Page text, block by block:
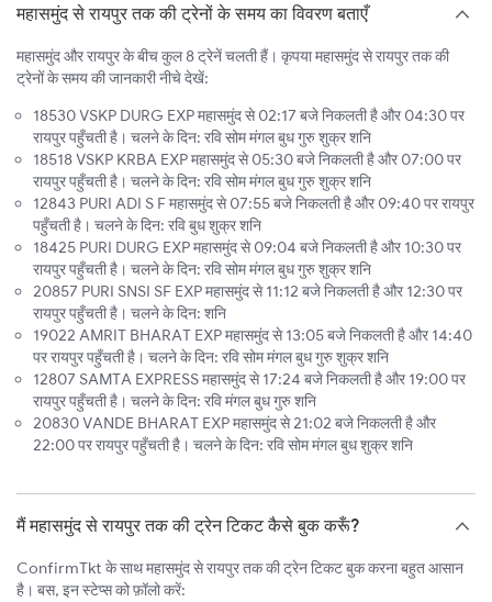
महासमुंद से रायपुर तक की ट्रेनों के समय का विवरण बताएँ
महासमुंद और रायपुर के बीच कुल 8 ट्रेनें चलती हैं। कृपया महासमुंद से रायपुर तक की
ट्रेनों के समय की जानकारी नीचे देखें:
18530 VSKP DURG EXP महासमुंद से 02:17 बजे निकलती है और 04:30 पर
रायपुर पहुँचती है। चलने के दिन: रवि सोम मंगल बुध गुरु शुक्र शनि
18518 VSKP KRBA EXP महासमुंद से 05:30 बजे निकलती है और 07:00 पर
रायपुर पहुँचती है। चलने के दिन: रवि सोम मंगल बुध गुरु शुक्र शनि
12843 PURI ADI S F महासमुंद से 07:55 बजे निकलती है और 09:40 पर रायपुर
पहुँचती है। चलने के दिन: रवि बुध शुक्र शनि
18425 PURI DURG EXP महासमुंद से 09:04 बजे निकलती है और 10:30 पर
रायपुर पहुँचती है। चलने के दिन: रवि सोम मंगल बुध गुरु शुक्र शनि
20857 PURI SNSI SF EXP महासमुंद से 11:12 बजे निकलती है और 12:30 पर
रायपुर पहुँचती है। चलने के दिन: शनि
19022 AMRIT BHARAT EXP महासमुंद से 13:05 बजे निकलती है और 14:40
पर रायपुर पहुँचती है। चलने के दिन: रवि सोम मंगल बुध गुरु शुक्र शनि
12807 SAMTA EXPRESS महासमुंद से 17:24 बजे निकलती है और 19:00 पर
रायपुर पहुँचती है। चलने के दिन: रवि मंगल बुध गुरु शनि
20830 VANDE BHARAT EXP महासमुंद से 21:02 बजे निकलती है और
22:00 पर रायपुर पहुँचती है। चलने के दिन: रवि सोम मंगल बुध शुक्र शनि
मैं महासमुंद से रायपुर तक की ट्रेन टिकट कैसे बुक करूँ?
ConfirmTkt के साथ महासमुंद से रायपुर तक की ट्रेन टिकट बुक करना बहुत आसान
है। बस, इन स्टेप्स को फ़ॉलो करें: